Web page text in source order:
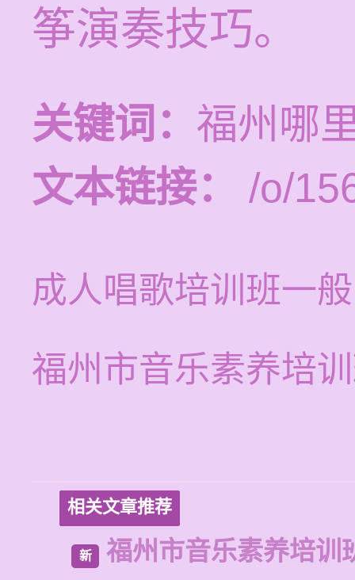
筝演奏技巧。
关键词： 福州哪
文本链接：
/o/
成人唱歌培训班一
福州市音乐素养培
相关文章推荐
新 福州市音乐素养培训